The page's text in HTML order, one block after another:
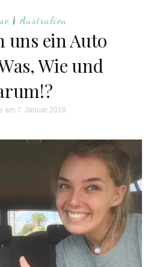
| Australien
uns ein Auto
Wie und
am 7. Januar 2018